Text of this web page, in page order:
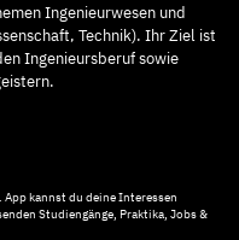
Ingenieurwesen und
Technik). Ihr Ziel ist
Ingenieursberuf sowie
kannst du deine Interessen
Studiengänge, Praktika, Jobs &